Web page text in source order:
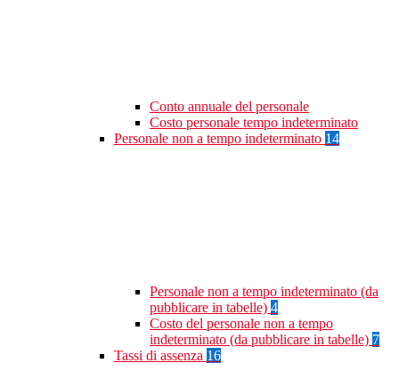
Conto annuale del personale
Costo personale tempo indeterminato
Personale non a tempo indeterminato 14
Personale non a tempo indeterminato (da
pubblicare in tabelle) 4
Costo del personale non a tempo
indeterminato (da pubblicare in tabelle) 7
Tassi di assenza 16